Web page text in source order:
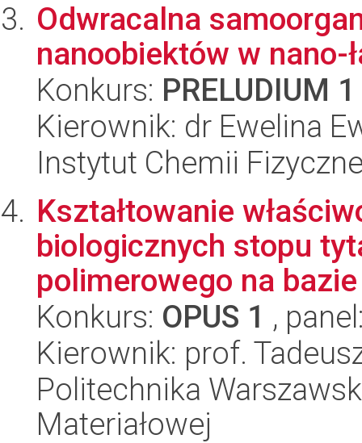
Odwracalna
nanoobiektów w nano-
Konkurs: PRELUDIUM 1
Kierownik: dr Ewelina
Instytut Chemii
Kształtowanie
biologicznych stopu
polimerowego na
Konkurs: OPUS 1 ,
Kierownik: prof.
Politechnika
Materiałowej